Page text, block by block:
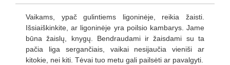
Vaikams, ypač gulintiems ligoninėje, reikia žaisti.
Išsiaiškinkite, ar ligoninėje yra poilsio kambarys. Jame
būna žaislų, knygų. Bendraudami ir žaisdami su ta
pačia liga sergančiais, vaikai nesijaučia vieniši ar
kitokie, nei kiti. Tėvai tuo metu gali pailsėti ar pavalgyti.